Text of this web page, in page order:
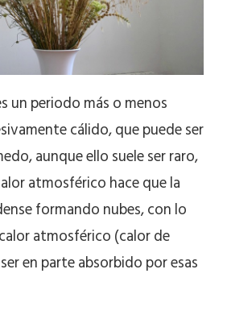
un periodo más o menos
cálido, que puede ser
aunque ello suele ser raro,
atmosférico hace que la
formando nubes, con lo
atmosférico (calor de
en parte absorbido por esas